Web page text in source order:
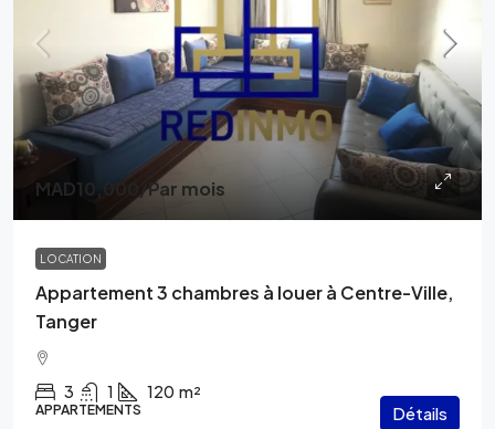
MAD10,000 /Par mois
LOCATION
Appartement 3 chambres à louer à Centre-Ville,
Tanger
3 1 120 m²
APPARTEMENTS Détails